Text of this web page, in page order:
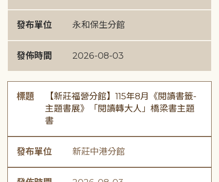
發布單位 永和保生分館
發佈時間 2026-08-03
標題
【新莊福營分館】115年8月《閱讀書籤-
主題書展》「閱讀轉大人」橋梁書主題
書
發布單位 新莊中港分館